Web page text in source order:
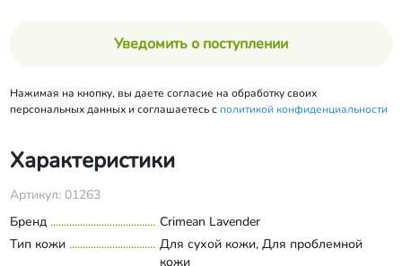
Уведомить о поступлении
Нажимая на кнопку, вы даете согласие на обработку своих
персональных данных и соглашаетесь с политикой конфиденциальности
Характеристики
Артикул: 01263
Бренд
Crimean Lavender
Тип кожи
Для сухой кожи, Для проблемной
кожи